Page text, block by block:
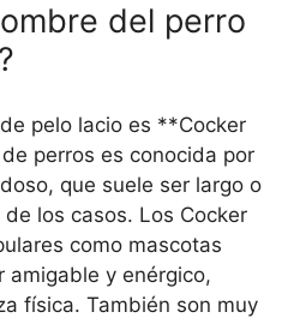
del perro
pelo lacio es **Cocker
perros es conocida por
que suele ser largo o
los casos. Los Cocker
como mascotas
amigable y enérgico,
física. También son muy